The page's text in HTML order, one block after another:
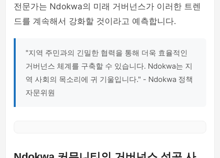
전문가는 Ndokwa의 미래 거버넌스가 이러한 트렌
드를 계속해서 강화할 것이라고 예측합니다.
"지역 주민과의 긴밀한 협력을 통해 더욱 효율적인
거버넌스 체계를 구축할 수 있습니다. Ndokwa는 지
역 사회의 목소리에 귀 기울입니다." - Ndokwa 정책
자문위원